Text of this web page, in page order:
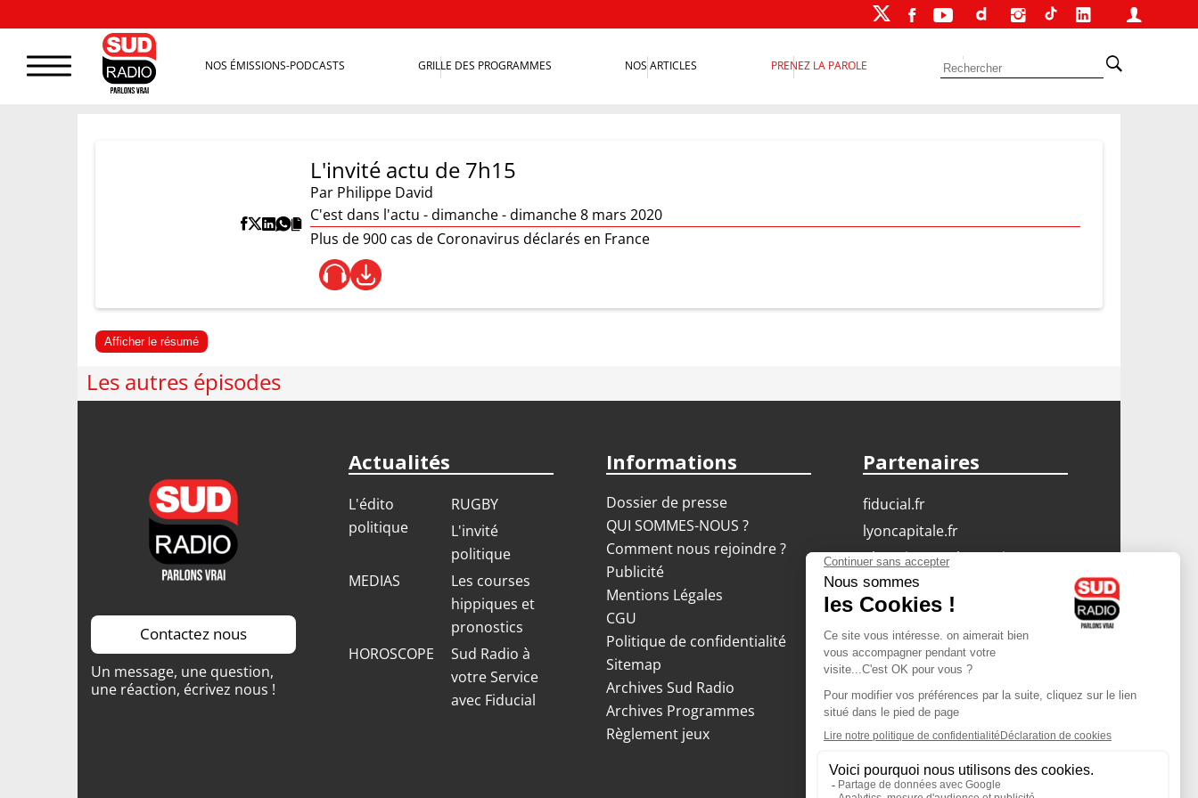
NOS ÉMISSIONS-PODCASTS GRILLE DES PROGRAMMES NOS ARTICLES PRENEZ LA PAROLE
L'invité actu de 7h15
Par Philippe David
C'est dans l'actu - dimanche - dimanche 8 mars 2020
Plus de 900 cas de Coronavirus déclarés en France
Afficher le résumé
Les autres épisodes
Contactez nous
Un message, une question,
une réaction, écrivez nous !
Actualités
L'édito
politique
RUGBY
L'invité
politique
MEDIAS
Les courses
hippiques et
pronostics
HOROSCOPE
Sud Radio à
votre Service
avec Fiducial
Informations
Dossier de presse
QUI SOMMES-NOUS ?
Comment nous rejoindre ?
Publicité
Mentions Légales
CGU
Politique de confidentialité
Sitemap
Archives Sud Radio
Archives Programmes
Règlement jeux
Partenaires
fiducial.fr
lyoncapitale.fr
olympique-et-lyonnais.com
L'application Iphone
/ Android
Téléchargez l'application
Les cookies